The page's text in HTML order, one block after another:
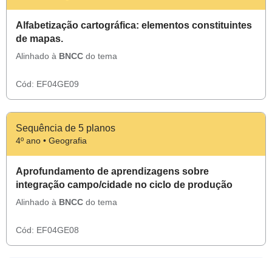
Alfabetização cartográfica: elementos constituintes
de mapas.
Alinhado à BNCC do tema
Cód: EF04GE09
Sequência de 5 planos
4º ano • Geografia
Aprofundamento de aprendizagens sobre
integração campo/cidade no ciclo de produção
Alinhado à BNCC do tema
Cód: EF04GE08